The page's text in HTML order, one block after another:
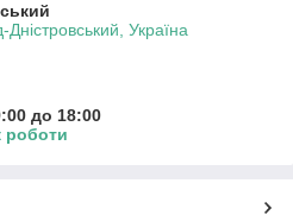
Дністровський, Україна
до 18:00
роботи